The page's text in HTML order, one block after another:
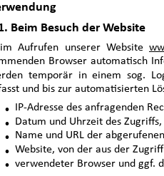
Beim Besuch der Website
Aufrufen unserer Website
Browser automatisch
temporär in einem sog.
und bis zur automatisierten
·
IP-Adresse des anfragenden
·
Datum und Uhrzeit des Zugriffs,
·
Name und URL der
· Website, von der aus der
· verwendeter Browser und ggf.